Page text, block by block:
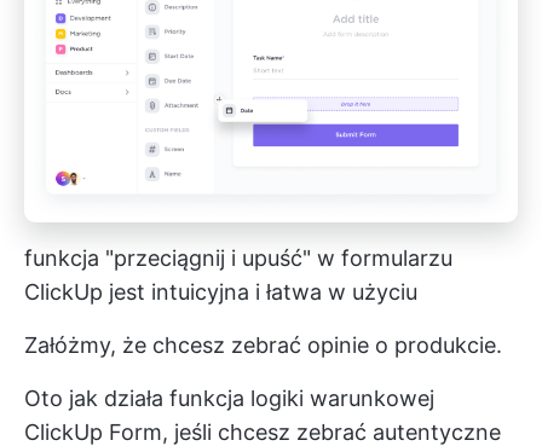
funkcja "przeciągnij i upuść" w formularzu
ClickUp jest intuicyjna i łatwa w użyciu
Załóżmy, że chcesz zebrać opinie o produkcie.
Oto jak działa funkcja logiki warunkowej
ClickUp Form, jeśli chcesz zebrać autentyczne